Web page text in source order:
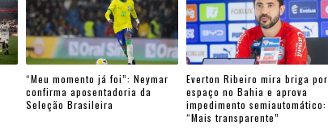
“Meu momento já foi”: Neymar
confirma aposentadoria da
Seleção Brasileira
Everton Ribeiro mira briga por
espaço no Bahia e aprova
impedimento semiautomático:
“Mais transparente”